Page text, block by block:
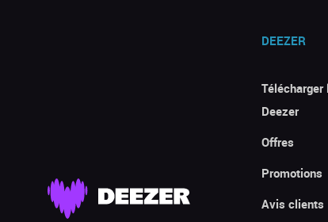
DEEZER
Télécharger
Deezer
Offres
Promotions
Avis clients